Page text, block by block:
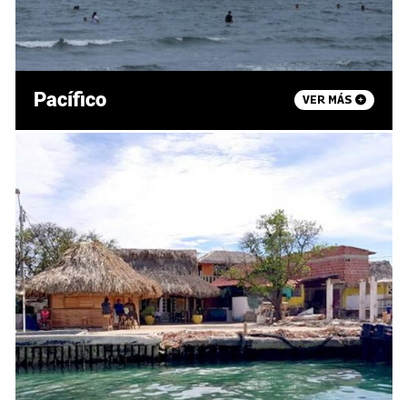
Pacífico VER MÁS